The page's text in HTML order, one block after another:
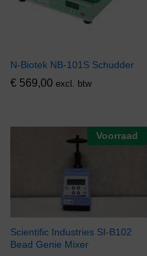
N-Biotek NB-101S Schudder
€ 569,00 excl. btw
Voorraad
Scientific Industries SI-B102
Bead Genie Mixer